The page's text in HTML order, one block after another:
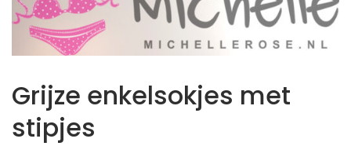
Grijze enkelsokjes met
stipjes